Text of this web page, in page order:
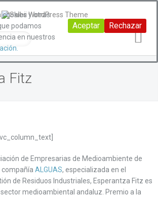
Fitz
de Empresarias de Medioambiente de
compañía ALGUAS, especializada en el
de Residuos Industriales, Esperantza Fitz es
medioambiental andaluz. Premio a la
cookies y otras
podamos
en nuestros
Aceptar Rechazar